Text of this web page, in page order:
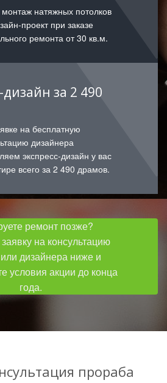
натяжных потолков
проект при заказе
ремонта от 30 кв.м.
дизайн за 2 490
на бесплатную
дизайнера
экспресс-дизайн у вас
всего за 2 490 драмов.
ремонт позже?
на консультацию
дизайнера ниже и
условия акции до конца
года.
прораба